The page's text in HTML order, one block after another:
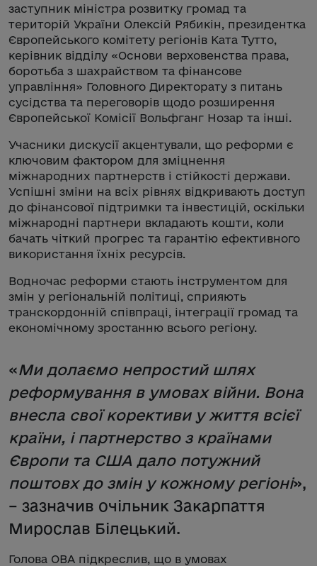
заступник міністра розвитку громад та
територій України Олексій Рябикін, президентка
Європейського комітету регіонів Ката Тутто,
керівник відділу «Основи верховенства права,
боротьба з шахрайством та фінансове
управління» Головного Директорату з питань
сусідства та переговорів щодо розширення
Європейської Комісії Вольфганг Нозар та інші.
Учасники дискусії акцентували, що реформи є
ключовим фактором для зміцнення
міжнародних партнерств і стійкості держави.
Успішні зміни на всіх рівнях відкривають доступ
до фінансової підтримки та інвестицій, оскільки
міжнародні партнери вкладають кошти, коли
бачать чіткий прогрес та гарантію ефективного
використання їхніх ресурсів.
Водночас реформи стають інструментом для
змін у регіональній політиці, сприяють
транскордонній співпраці, інтеграції громад та
економічному зростанню всього регіону.
«Ми долаємо непростий шлях
реформування в умовах війни. Вона
внесла свої корективи у життя всієї
країни, і партнерство з країнами
Європи та США дало потужний
поштовх до змін у кожному регіоні»,
– зазначив очільник Закарпаття
Мирослав Білецький.
Голова ОВА підкреслив, що в умовах